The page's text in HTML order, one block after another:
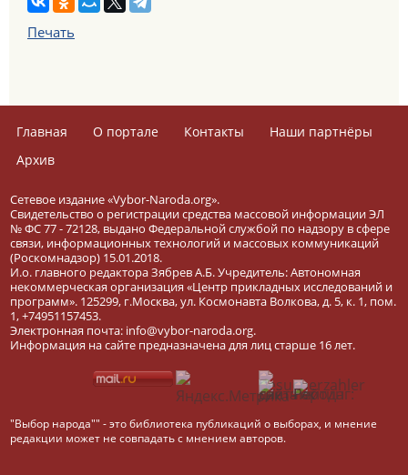
Печать
Главная О портале Контакты
Наши партнёры
Архив
Сетевое издание «Vybor-Naroda.org».
Свидетельство о регистрации средства массовой информации ЭЛ
№ ФС 77 - 72128, выдано Федеральной службой по надзору в сфере
связи, информационных технологий и массовых коммуникаций
(Роскомнадзор) 15.01.2018.
И.о. главного редактора Зябрев А.Б. Учредитель: Автономная
некоммерческая организация «Центр прикладных исследований и
программ». 125299, г.Москва, ул. Космонавта Волкова, д. 5, к. 1, пом.
1, +74951157453.
Электронная почта: info@vybor-naroda.org.
Информация на сайте предназначена для лиц старше 16 лет.
"Выбор народа"" - это библиотека публикаций о выборах, и мнение
редакции может не совпадать с мнением авторов.